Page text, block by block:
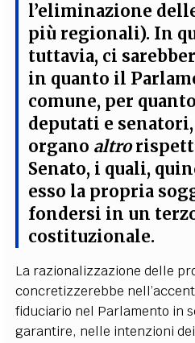
l’eliminazione
più regionali). In
tuttavia, ci
in quanto il
comune, per
deputati e senatori,
organo altro
Senato, i quali,
esso la propria
fondersi in un
costituzionale.
La razionalizzazione delle
concretizzerebbe
fiduciario nel Parlamento in
garantire, nelle intenzioni